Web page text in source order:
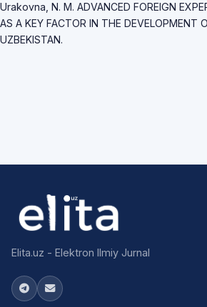
Urakovna, N. M. ADVANCED FOREIGN
AS A KEY FACTOR IN THE DEVELOPMENT
UZBEKISTAN.
Elita.uz - Elektron Ilmiy Jurnal